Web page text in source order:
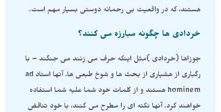
هستند، که در واقعیت بی رحمانه دوستی بسیار مهم است.
خردادی ها چگونه مبارزه می کنند؟
جوزاها (خردادی )مثل اینکه حرف می زنند می جنگند – با
رگباری از هشیاری از بحث ها و شوخ طبعی ها. آنها استاد ad
hominem هستند و از کلمات خود شما علیه شما استفاده
خواهند کرد. آنها نکته ای را مطرح می کنند، با خود تناقض